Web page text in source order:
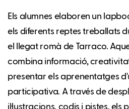
Els alumnes elaboren un
els diferents reptes treballats
el llegat romà de Tarraco.
combina informació,
presentar els aprenentatges
participativa. A través de
il·lustracions, codis i pistes,